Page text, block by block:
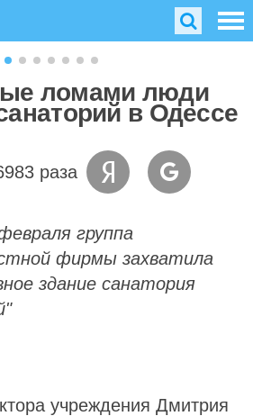
ломами люди
в Одессе
раза
группа
фирмы захватила
здание санатория
учреждения Дмитрия